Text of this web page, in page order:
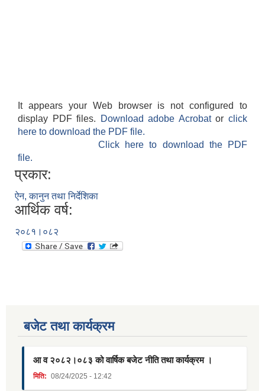
It appears your Web browser is not configured to
display PDF files.
Download adobe Acrobatorclick
here to download the PDF file.
Click here to download the PDF
file.
प्रकार:
ऐन, कानुन तथा निर्देशिका
आर्थिक वर्ष:
२०८१।०८२
बजेट तथा कार्यक्रम
आ व २०८२।०८३ को वार्षिक बजेट नीति तथा कार्यक्रम ।
मिति: 08/24/2025 - 12:42